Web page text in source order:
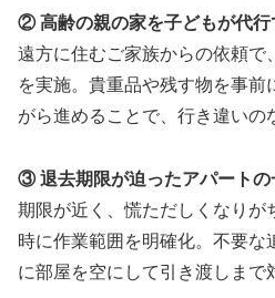
② 高齢の親の家を子どもが代行
遠方に住むご家族からの依頼で
を実施。貴重品や残す物を事前
がら進めることで、行き違いの
③ 退去期限が迫ったアパートの
期限が近く、慌ただしくなりが
時に作業範囲を明確化。不要な
に部屋を空にして引き渡しまで